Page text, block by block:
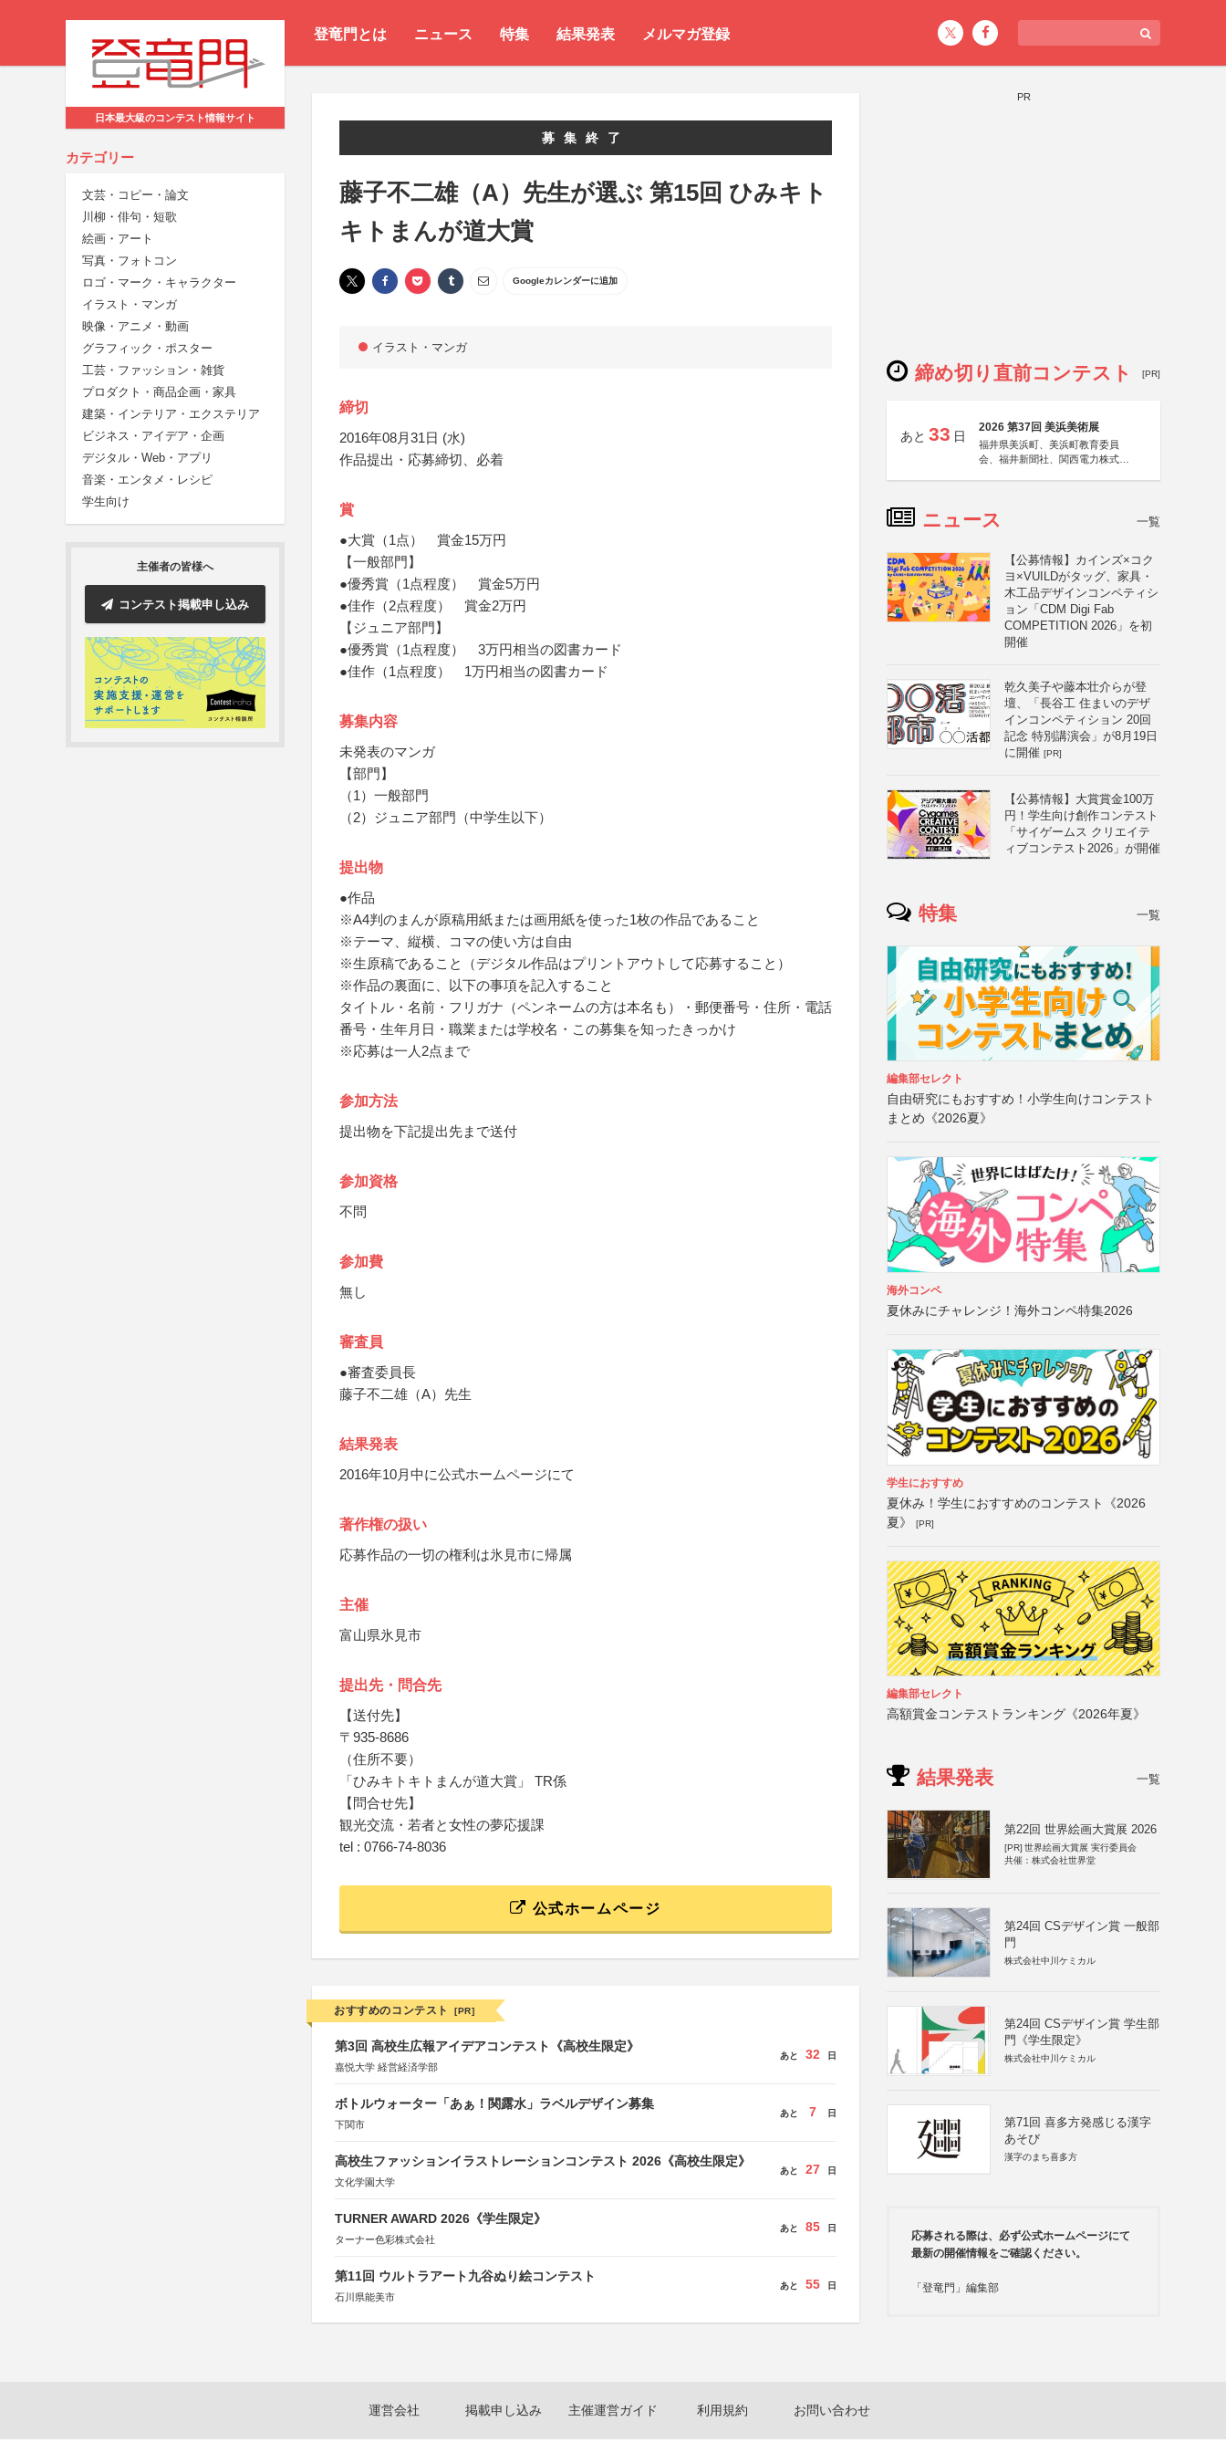
登竜門とは ニュース 特集 結果発表 メルマガ登録
日本最大級のコンテスト情報サイト
カテゴリー
文芸・コピー・論文
川柳・俳句・短歌
絵画・アート
写真・フォトコン
ロゴ・マーク・キャラクター
イラスト・マンガ
映像・アニメ・動画
グラフィック・ポスター
工芸・ファッション・雑貨
プロダクト・商品企画・家具
建築・インテリア・エクステリア
ビジネス・アイデア・企画
デジタル・Web・アプリ
音楽・エンタメ・レシピ
学生向け
主催者の皆様へ
コンテスト掲載申し込み
募集終了
藤子不二雄（A）先生が選ぶ 第15回 ひみキト
キトまんが道大賞
Googleカレンダーに追加
イラスト・マンガ
締切
2016年08月31日 (水)
作品提出・応募締切、必着
賞
●大賞（1点） 賞金15万円
【一般部門】
●優秀賞（1点程度） 賞金5万円
●佳作（2点程度） 賞金2万円
【ジュニア部門】
●優秀賞（1点程度） 3万円相当の図書カード
●佳作（1点程度） 1万円相当の図書カード
募集内容
未発表のマンガ
【部門】
（1）一般部門
（2）ジュニア部門（中学生以下）
提出物
●作品
※A4判のまんが原稿用紙または画用紙を使った1枚の作品であること
※テーマ、縦横、コマの使い方は自由
※生原稿であること（デジタル作品はプリントアウトして応募すること）
※作品の裏面に、以下の事項を記入すること
タイトル・名前・フリガナ（ペンネームの方は本名も）・郵便番号・住所・電話
番号・生年月日・職業または学校名・この募集を知ったきっかけ
※応募は一人2点まで
参加方法
提出物を下記提出先まで送付
参加資格
不問
参加費
無し
審査員
●審査委員長
藤子不二雄（A）先生
結果発表
2016年10月中に公式ホームページにて
著作権の扱い
応募作品の一切の権利は氷見市に帰属
主催
富山県氷見市
提出先・問合先
【送付先】
〒935-8686
（住所不要）
「ひみキトキトまんが道大賞」 TR係
【問合せ先】
観光交流・若者と女性の夢応援課
tel : 0766-74-8036
公式ホームページ
おすすめのコンテスト [PR]
第3回 高校生広報アイデアコンテスト《高校生限定》
嘉悦大学 経営経済学部
あと 32 日
ボトルウォーター「あぁ！関露水」ラベルデザイン募集
下関市
あと 7 日
高校生ファッションイラストレーションコンテスト 2026《高校生限定》
文化学園大学
あと 27 日
TURNER AWARD 2026《学生限定》
ターナー色彩株式会社
あと 85 日
第11回 ウルトラアート九谷ぬり絵コンテスト
石川県能美市
あと 55 日
PR
締め切り直前コンテスト [PR]
あと 33 日
2026 第37回 美浜美術展
福井県美浜町、美浜町教育委員
会、福井新聞社、関西電力株式会
ニュース 一覧
【公募情報】カインズ×コク
ヨ×VUILDがタッグ、家具・
木工品デザインコンペティシ
ョン「CDM Digi Fab
COMPETITION 2026」を初
開催
乾久美子や藤本壮介らが登
壇、「長谷工 住まいのデザ
インコンペティション 20回
記念 特別講演会」が8月19日
に開催 [PR]
【公募情報】大賞賞金100万
円！学生向け創作コンテスト
「サイゲームス クリエイテ
ィブコンテスト2026」が開催
特集 一覧
編集部セレクト
自由研究にもおすすめ！小学生向けコンテスト
まとめ《2026夏》
海外コンペ
夏休みにチャレンジ！海外コンペ特集2026
学生におすすめ
夏休み！学生におすすめのコンテスト《2026
夏》
[PR]
編集部セレクト
高額賞金コンテストランキング《2026年夏》
結果発表 一覧
第22回 世界絵画大賞展 2026
[PR] 世界絵画大賞展 実行委員会
共催：株式会社世界堂
第24回 CSデザイン賞 一般部
門
株式会社中川ケミカル
第24回 CSデザイン賞 学生部
門《学生限定》
株式会社中川ケミカル
第71回 喜多方発感じる漢字
あそび
漢字のまち喜多方
応募される際は、必ず公式ホームページにて
最新の開催情報をご確認ください。
「登竜門」編集部
運営会社 掲載申し込み 主催運営ガイド 利用規約 お問い合わせ